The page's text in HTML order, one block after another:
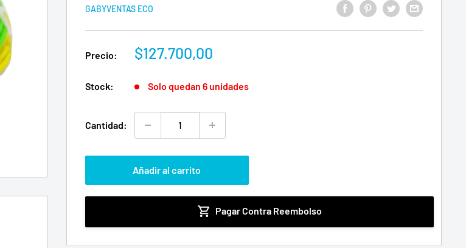
GABYVENTAS ECO
Precio:
Precio
venta
$127.700,00
Stock: Solo quedan 6 unidades
Cantidad:
Añadir al carrito
Pagar Contra Reembolso